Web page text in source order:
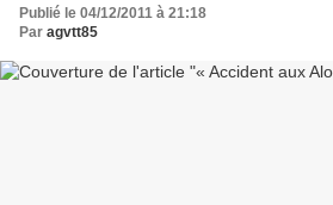
Publié le 04/12/2011 à 21:18
Par agvtt85